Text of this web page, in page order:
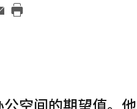
空间的期望值。他